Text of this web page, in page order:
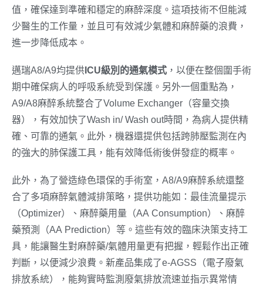
值，確保達到準確和穩定的麻醉深度。這項技術不但能減
少醫生的工作量，並且可有效減少氣體和麻醉藥的浪費，
進一步降低成本。
邁瑞A8/A9均提供 ICU級別的通氣模式 ，以便在整個圍手術
期中確保病人的呼吸系統受到保護。另外一個重點為，
A9/A8麻醉系統整合了Volume Exchanger（容量交換
器），有效加快了Wash in/ Wash out時間，為病人提供精
確、可靠的通氣。此外，機器還提供包括跨肺壓監測在內
的強大的肺保護工具，能有效降低術後併發症的概率。
此外，為了營造綠色環保的手術室，A8/A9麻醉系統還整
合了多項麻醉氣體減排策略，提供功能如：最佳流量提示
（Optimizer）、麻醉藥用量（AA Consumption）、麻醉
藥預測（AA Prediction）等。這些有效的臨床決策支持工
具，能讓醫生對麻醉藥/氣體用量更有把握，輕鬆作出正確
判斷，以便減少浪費。新產品集成了e-AGSS（電子廢氣
排放系統），能夠實時監測廢氣排放流速並指示異常情